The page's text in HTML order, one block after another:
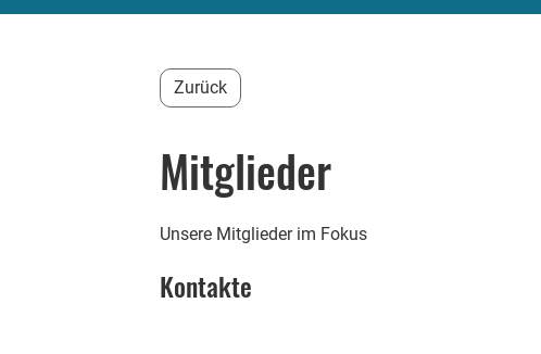
Zurück
Mitglieder
Unsere Mitglieder im Fokus
Kontakte